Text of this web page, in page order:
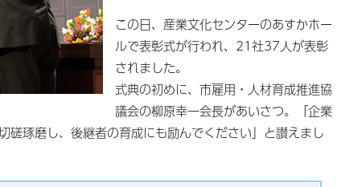
この日、産業文化センターのあすかホー
ルで表彰式が行われ、21社37人が表彰
されました。
式典の初めに、市雇用・人材育成推進協
議会の柳原幸一会長があいさつ。「企業
磋琢磨し、後継者の育成にも励んでください」と讃えまし